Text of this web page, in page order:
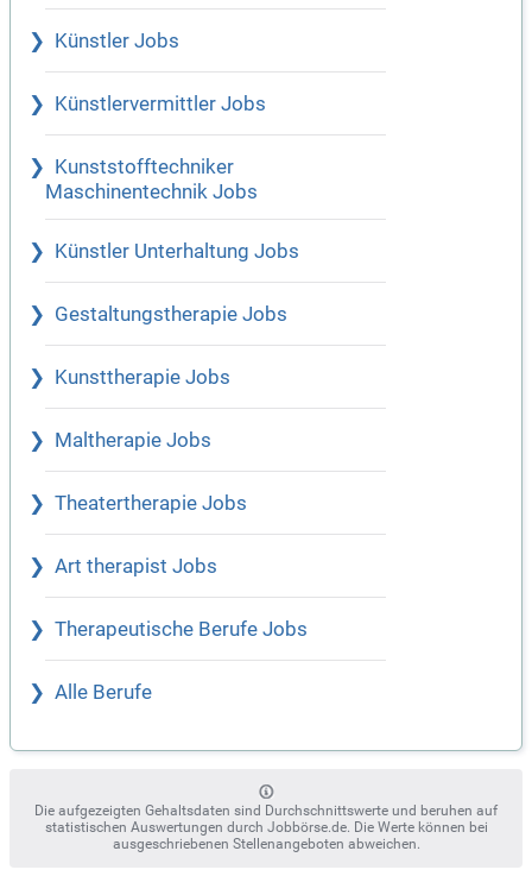
Künstler Jobs
Künstlervermittler Jobs
Kunststofftechniker
Maschinentechnik Jobs
Künstler Unterhaltung Jobs
Gestaltungstherapie Jobs
Kunsttherapie Jobs
Maltherapie Jobs
Theatertherapie Jobs
Art therapist Jobs
Therapeutische Berufe Jobs
Alle Berufe
Die aufgezeigten Gehaltsdaten sind Durchschnittswerte und beruhen auf
statistischen Auswertungen durch Jobbörse.de. Die Werte können bei
ausgeschriebenen Stellenangeboten abweichen.